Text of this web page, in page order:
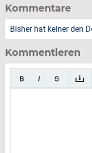
Kommentare
Bisher hat keiner den
Kommentieren